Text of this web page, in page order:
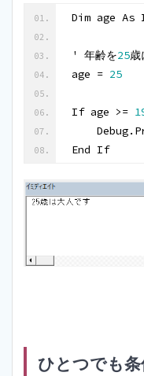
Dim age As
' 年齢を25歳
age = 25
If age >=
End If
ひとつでも